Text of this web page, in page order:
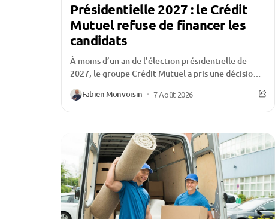
Présidentielle 2027 : le Crédit
Mutuel refuse de financer les
candidats
À moins d’un an de l’élection présidentielle de
2027, le groupe Crédit Mutuel a pris une décision
Fabien Monvoisin 7 Août 2026